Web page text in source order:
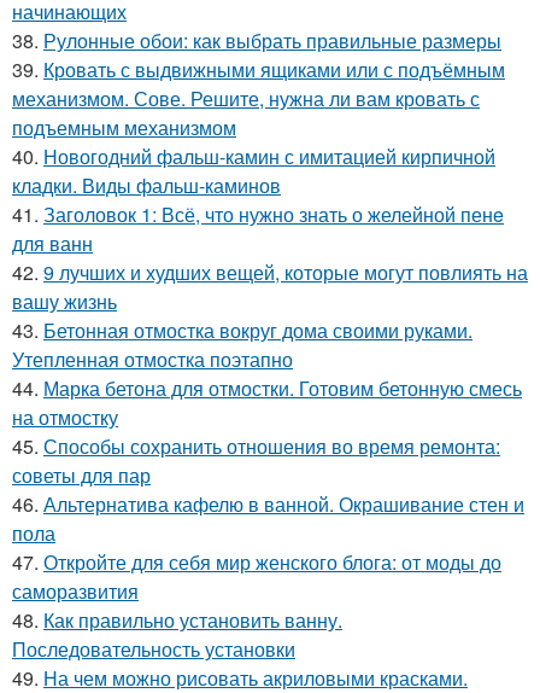
начинающих
38. Рулонные обои: как выбрать правильные размеры
39. Кровать с выдвижными ящиками или с подъёмным
механизмом. Сове. Решите, нужна ли вам кровать с
подъемным механизмом
40. Новогодний фальш-камин с имитацией кирпичной
кладки. Виды фальш-каминов
41. Заголовок 1: Всё, что нужно знать о желейной пенe
для ванн
42. 9 лучших и худших вещей, которые могут повлиять на
вашу жизнь
43. Бетонная отмостка вокруг дома своими руками.
Утепленная отмостка поэтапно
44. Марка бетона для отмостки. Готовим бетонную смесь
на отмостку
45. Способы сохранить отношения во время ремонта:
советы для пар
46. Альтернатива кафелю в ванной. Окрашивание стен и
пола
47. Откройте для себя мир женского блога: от моды до
саморазвития
48. Как правильно установить ванну.
Последовательность установки
49. На чем можно рисовать акриловыми красками.